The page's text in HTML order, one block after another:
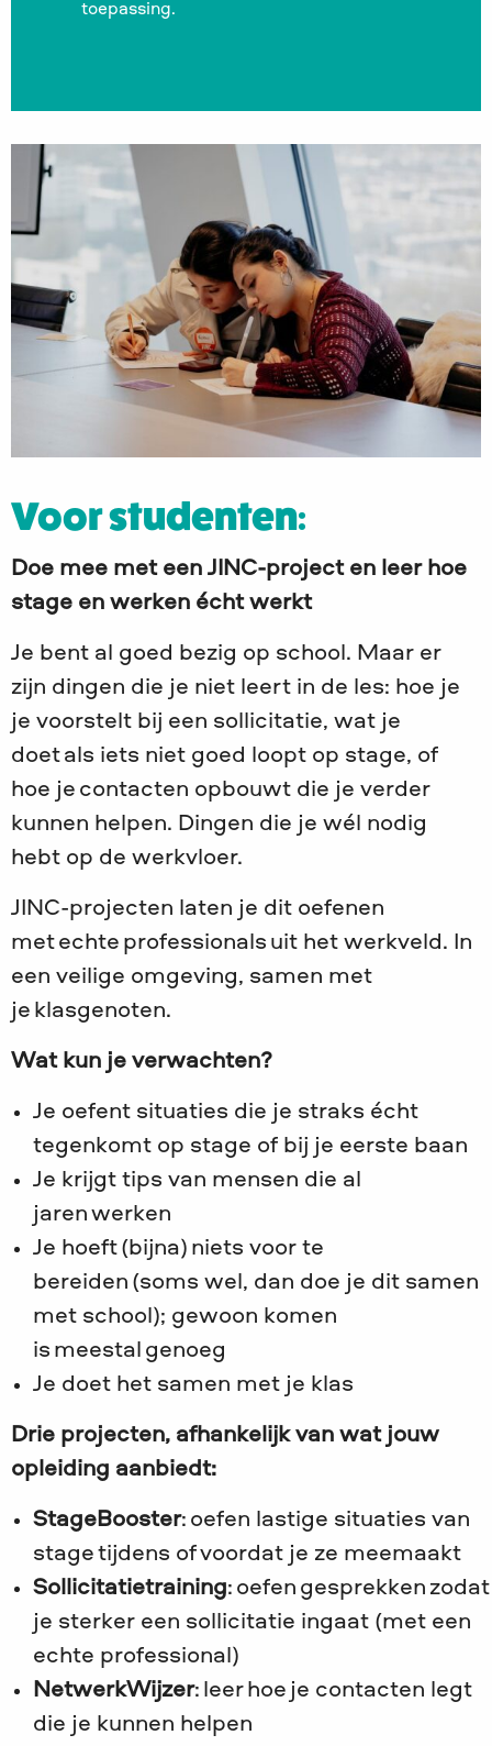
toepassing.
Voor studenten:
Doe mee met een JINC-project en leer hoe
stage en werken écht werkt
Je bent al goed bezig op school. Maar er
zijn dingen die je niet leert in de les: hoe je
je voorstelt bij een sollicitatie, wat je
doet als iets niet goed loopt op stage, of
hoe je contacten opbouwt die je verder
kunnen helpen. Dingen die je wél nodig
hebt op de werkvloer.
JINC-projecten laten je dit oefenen
met echte professionals uit het werkveld. In
een veilige omgeving, samen met
je klasgenoten.
Wat kun je verwachten?
Je oefent situaties die je straks écht
tegenkomt op stage of bij je eerste baan
Je krijgt tips van mensen die al
jaren werken
Je hoeft (bijna) niets voor te
bereiden (soms wel, dan doe je dit samen
met school); gewoon komen
is meestal genoeg
Je doet het samen met je klas
Drie projecten, afhankelijk van wat jouw
opleiding aanbiedt:
StageBooster: oefen lastige situaties van
stage tijdens of voordat je ze meemaakt
Sollicitatietraining: oefen gesprekken zodat
je sterker een sollicitatie ingaat (met een
echte professional)
NetwerkWijzer: leer hoe je contacten legt
die je kunnen helpen